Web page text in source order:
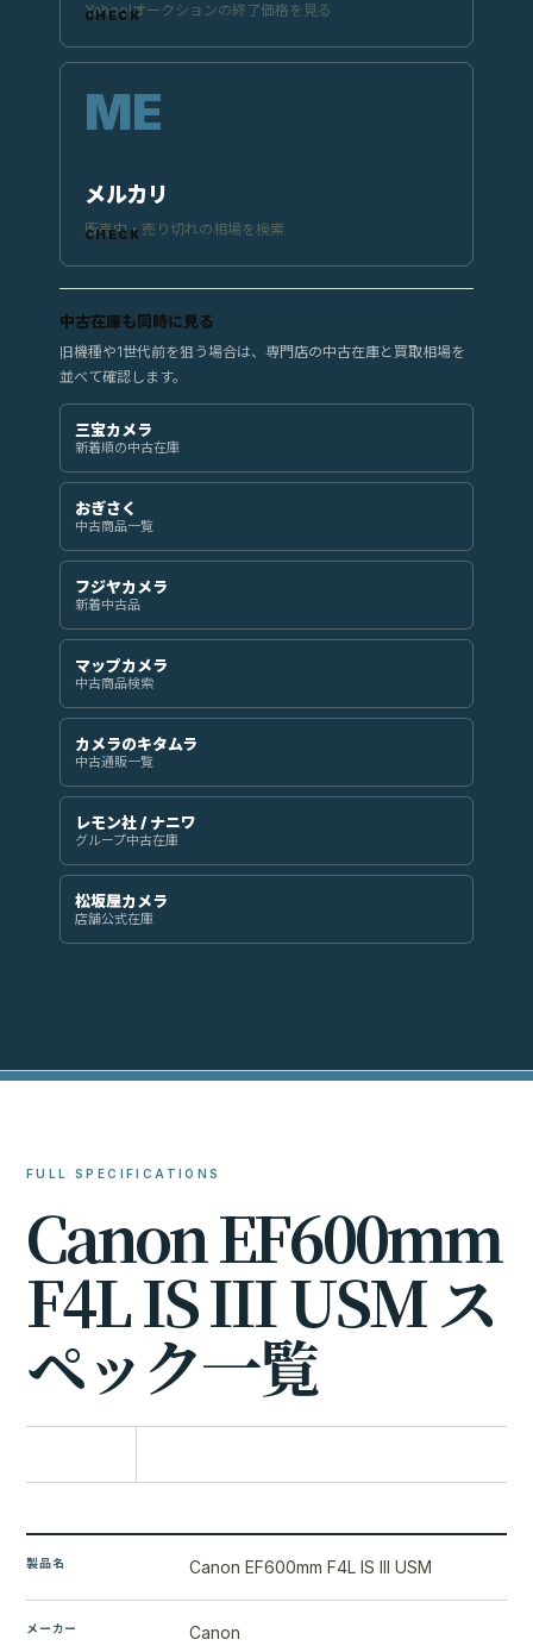
Yahoo!オークションの終了価格を見る
メルカリ
販売中・売り切れの相場を検索
中古在庫も同時に見る
旧機種や1世代前を狙う場合は、専門店の中古在庫と買取相場を
並べて確認します。
三宝カメラ
新着順の中古在庫
おぎさく
中古商品一覧
フジヤカメラ
新着中古品
マップカメラ
中古商品検索
カメラのキタムラ
中古通販一覧
レモン社 / ナニワ
グループ中古在庫
松坂屋カメラ
店舗公式在庫
FULL SPECIFICATIONS
CanonEF600mm
F4LISIIIUSMス
ペック一覧
製品名 Canon EF600mm F4L IS III USM
メーカー Canon